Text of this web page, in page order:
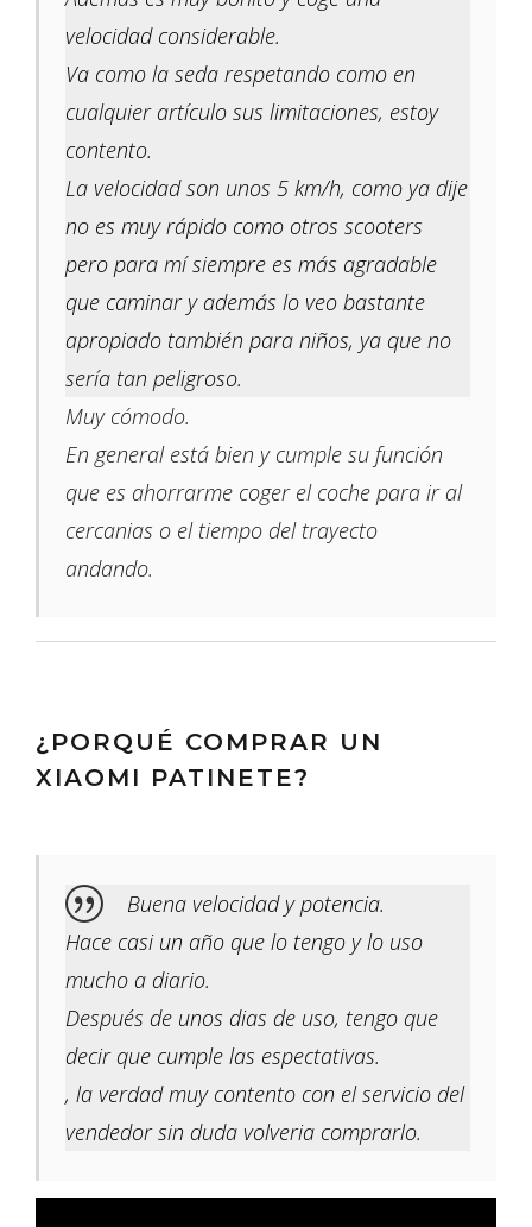
velocidad considerable.
Va como la seda respetando como en
cualquier artículo sus limitaciones, estoy
contento.
La velocidad son unos 5 km/h, como ya dije
no es muy rápido como otros scooters
pero para mí siempre es más agradable
que caminar y además lo veo bastante
apropiado también para niños, ya que no
sería tan peligroso.
Muy cómodo.
En general está bien y cumple su función
que es ahorrarme coger el coche para ir al
cercanias o el tiempo del trayecto
andando.
¿PORQUÉ COMPRAR UN
XIAOMI PATINETE?
Buena velocidad y potencia.
Hace casi un año que lo tengo y lo uso
mucho a diario.
Después de unos dias de uso, tengo que
decir que cumple las espectativas.
, la verdad muy contento con el servicio del
vendedor sin duda volveria comprarlo.